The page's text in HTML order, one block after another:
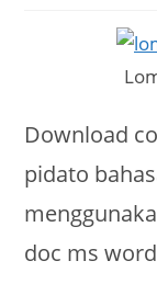
Download
pidato
doc ms